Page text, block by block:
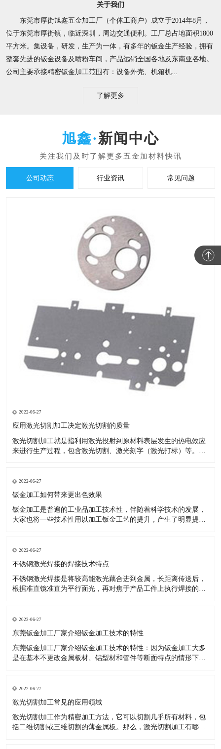
关于我们
东莞市厚街旭鑫五金加工厂（个体工商户）成立于2014年8月，
位于东莞市厚街镇，临近深圳，周边交通便利。工厂总占地面积1800
平方米。集设备，研发，生产为一体，有多年的钣金生产经验，拥有
整套先进的钣金设备及喷粉车间，产品远销全国各地及东南亚各地。
公司主要承接精密钣金加工范围有：设备外壳、机箱机...
了解更多
新闻中心
公司动态 行业资讯 常见问题
2022-06-27
应用激光切割加工决定激光切割的质量
激光切割加工就是指利用激光投射到原材料表层发生的热电效应
来进行生产过程，包含激光切割、激光刻字（激光打标）等。现
光切割成形生产塑胶产品：节省注塑模具投资：塑料激光切割加
工不用模具
2022-06-27
钣金加工如何带来更出色效果
钣金加工是普遍的工业品加工技术性，伴随着科学技术的发展，
大家也将一些技术性用以加工钣金工艺的提升，产生了明显提
许多厂商的青睐。降低了投入耗费、操作更轻轻松松。 大家知
道，因为工业品十分
2022-06-27
不锈钢激光焊接的焊接技术特点
不锈钢激光焊接是将较高能激光藕合进到金属，长距离传送后，
根据准直镜准直为平行面光，再对焦于产品工件上执行焊接的一
间和动能上的分光，能开展多光束与此同时加工，为更高精度的
焊接给予了标准。
2022-06-27
东莞钣金加工厂家介绍钣金加工技术的特性
东莞钣金加工厂家介绍钣金加工技术的特性：因为钣金加工大多
是在基本不更改金属板材、铝型材和管件等断面特点的情形下，
以做成各种不一样样子、规格及特性的商品，且制造的钢结构商
品有着较高的強度和刚
2022-06-27
激光切割加工常见的应用领域
激光切割加工作为精密加工方法，它可以切割几乎所有材料，包
括二维切割或三维切割的薄金属板。那么，激光切割加工有哪些